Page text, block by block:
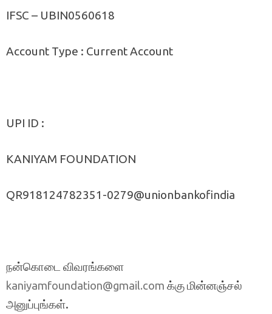
IFSC – UBIN0560618
Account Type : Current Account
UPI ID :
KANIYAM FOUNDATION
QR918124782351-0279@unionbankofindia
நன்கொடை விவரங்களை
kaniyamfoundation@gmail.com க்கு மின்னஞ்சல்
அனுப்புங்கள்.